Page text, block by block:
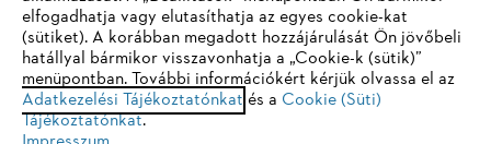
Adatvédelem Impresszum Cookie tájékoztató
Jogi információk
Sie nutzen einen Browser, den wir noch nicht unterstützen. Für
eine optimale Nutzung unserer Seite empfehlen wir Ihnen, zu
einem der folgenden Browser zu wechseln:
elfogadhatja vagy elutasíthatja az egyes cookie-kat
(sütiket). A korábban megadott hozzájárulását Ön jövőbeli
hatállyal bármikor visszavonhatja a „Cookie-k (sütik)”
menüpontban. További információkért kérjük olvassa el az
Adatkezelési Tájékoztatónkat és a Cookie (Süti)
Tájékoztatónkat.